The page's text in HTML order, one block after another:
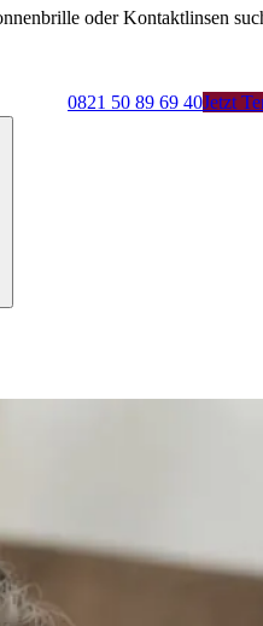
0821 50 89 69 40Jetzt
oder Kontaktlinsen